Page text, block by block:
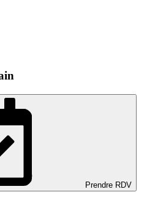
Prendre RDV